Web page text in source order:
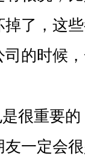
了，这
的时候
很重要
一定会